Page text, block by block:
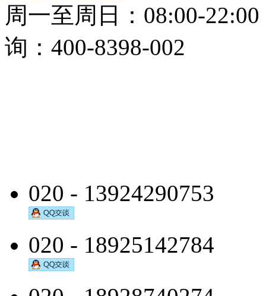
周一至周日：08:00-
询：400-8398-002
020 - 13924290753
020 - 18925142784